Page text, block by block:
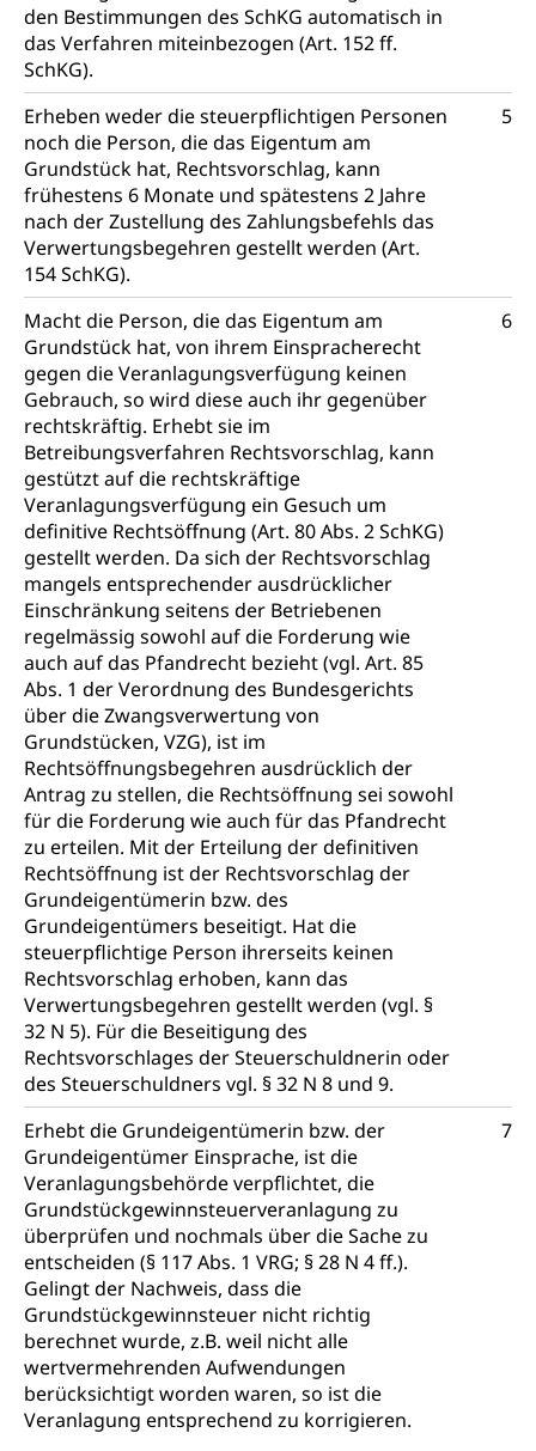
den Bestimmungen des SchKG automatisch in
das Verfahren miteinbezogen (Art. 152 ff.
SchKG).
Erheben weder die steuerpflichtigen Personen
noch die Person, die das Eigentum am
Grundstück hat, Rechtsvorschlag, kann
frühestens 6 Monate und spätestens 2 Jahre
nach der Zustellung des Zahlungsbefehls das
Verwertungsbegehren gestellt werden (Art.
154 SchKG).
5
Macht die Person, die das Eigentum am
Grundstück hat, von ihrem Einspracherecht
gegen die Veranlagungsverfügung keinen
Gebrauch, so wird diese auch ihr gegenüber
rechtskräftig. Erhebt sie im
Betreibungsverfahren Rechtsvorschlag, kann
gestützt auf die rechtskräftige
Veranlagungsverfügung ein Gesuch um
definitive Rechtsöffnung (Art. 80 Abs. 2 SchKG)
gestellt werden. Da sich der Rechtsvorschlag
mangels entsprechender ausdrücklicher
Einschränkung seitens der Betriebenen
regelmässig sowohl auf die Forderung wie
auch auf das Pfandrecht bezieht (vgl. Art. 85
Abs. 1 der Verordnung des Bundesgerichts
über die Zwangsverwertung von
Grundstücken, VZG), ist im
Rechtsöffnungsbegehren ausdrücklich der
Antrag zu stellen, die Rechtsöffnung sei sowohl
für die Forderung wie auch für das Pfandrecht
zu erteilen. Mit der Erteilung der definitiven
Rechtsöffnung ist der Rechtsvorschlag der
Grundeigentümerin bzw. des
Grundeigentümers beseitigt. Hat die
steuerpflichtige Person ihrerseits keinen
Rechtsvorschlag erhoben, kann das
Verwertungsbegehren gestellt werden (vgl. §
32 N 5). Für die Beseitigung des
Rechtsvorschlages der Steuerschuldnerin oder
des Steuerschuldners vgl. § 32 N 8 und 9.
6
Erhebt die Grundeigentümerin bzw. der
Grundeigentümer Einsprache, ist die
Veranlagungsbehörde verpflichtet, die
Grundstückgewinnsteuerveranlagung zu
überprüfen und nochmals über die Sache zu
entscheiden (§ 117 Abs. 1 VRG; § 28 N 4 ff.).
Gelingt der Nachweis, dass die
Grundstückgewinnsteuer nicht richtig
berechnet wurde, z.B. weil nicht alle
wertvermehrenden Aufwendungen
berücksichtigt worden waren, so ist die
Veranlagung entsprechend zu korrigieren.
7